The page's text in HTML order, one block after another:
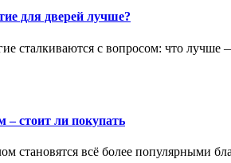
для дверей лучше?
сталкиваются с вопросом: что лучше
стоит ли покупать
становятся всё более популярными